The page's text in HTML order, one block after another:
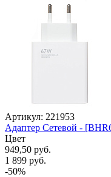
Артикул: 221953
Адаптер Сетевой -
Цвет
949,50 руб.
1 899 руб.
-50%